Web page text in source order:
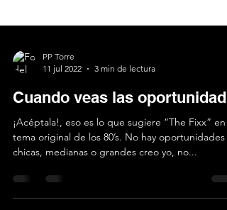
11 jul 2022
3 min de lectura
Cuando veas las
¡Acéptala!, eso es lo que sugiere “The Fixx” en
chicas, medianas o grandes creo yo, no...